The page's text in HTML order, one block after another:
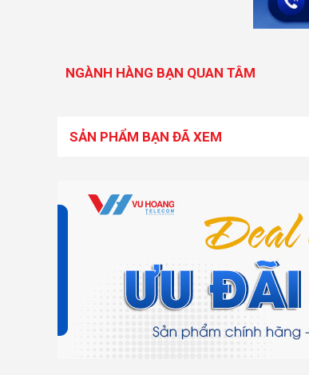
NGÀNH HÀNG BẠN QUAN TÂM
SẢN PHẨM BẠN ĐÃ XEM